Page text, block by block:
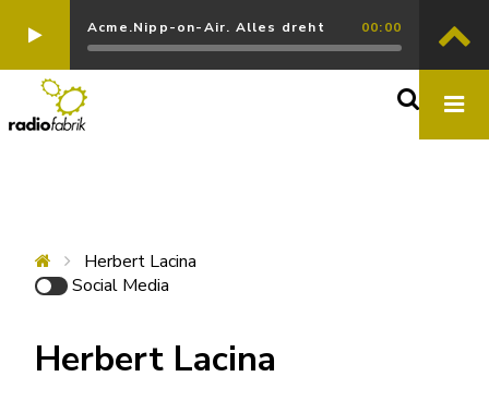
Acme.Nipp-on-Air. Alles dreht 00:00
Herbert Lacina
Social Media
Herbert Lacina